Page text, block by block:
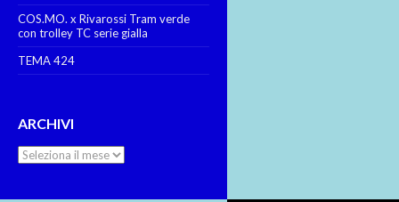
COS.MO. x Rivarossi Tram verde
con trolley TC serie gialla
TEMA 424
ARCHIVI
Archivi